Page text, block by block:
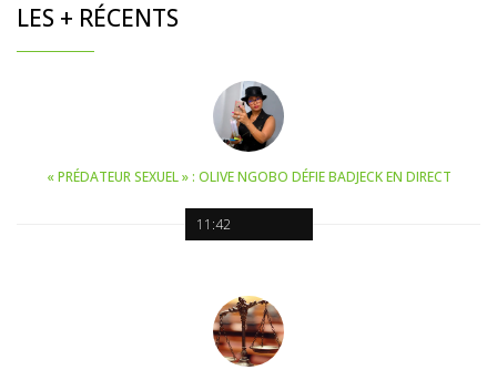
LES + RÉCENTS
11:42
« PRÉDATEUR SEXUEL » : OLIVE NGOBO DÉFIE BADJECK EN DIRECT